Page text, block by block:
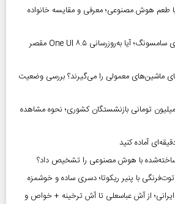
طعم هوش مصنوعی؛ معرفی و مقایسه خانواده
بحران باتری در گوشی‌های سامسونگ؛ آیا به‌روزرسانی One UI ۸.۵ مقصر
ماشین‌های معمولی را می‌گیرند؟ بررسی وضعیت
استعلام وام ضروری ۷۵ میلیون تومانی بازنشستگان کشوری؛ نحوه مشاهده
با هوش مصنوعی را تشخیص داد؟
با پنیر ریکوتا؛ دسری ساده و خوشمزه
از آش عباسعلی تا آش ترخینه + خواص و